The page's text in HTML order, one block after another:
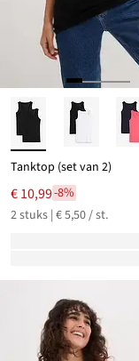
Tanktop (set van 2)
€ 10,99-8%
2 stuks | € 5,50 / st.